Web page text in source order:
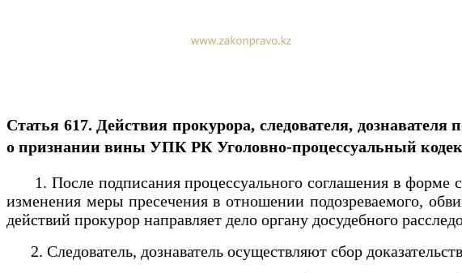
Статья 617. Действия прокурора, следователя,
о признании вины УПК РК Уголовно-процессуальный
1. После подписания процессуального соглашения в форме
изменения меры пресечения в отношении подозреваемого,
действий прокурор направляет дело органу досудебного
2. Следователь, дознаватель осуществляют сбор